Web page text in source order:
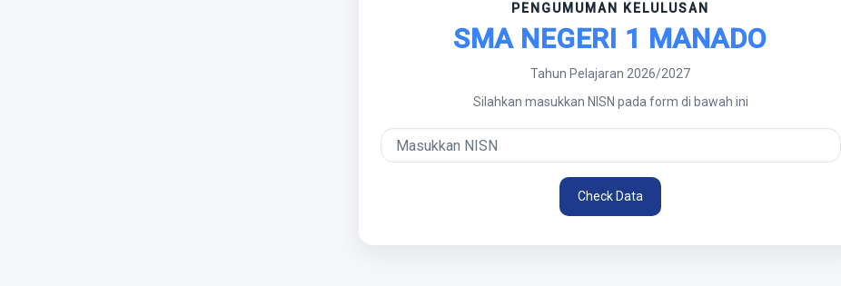
PENGUMUMAN KELULUSAN
SMA NEGERI 1 MANADO
Tahun Pelajaran 2026/2027
Silahkan masukkan NISN pada form di bawah ini
Check Data